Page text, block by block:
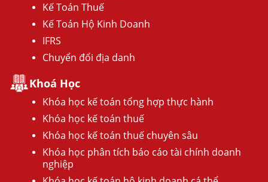
Kế Toán Thuế
Kế Toán Hộ Kinh Doanh
IFRS
Chuyển đổi địa danh
Khoá Học
Khóa học kế toán tổng hợp thực hành
Khóa học kế toán thuế
Khóa học kế toán thuế chuyên sâu
Khóa học phân tích báo cáo tài chính doanh
nghiệp